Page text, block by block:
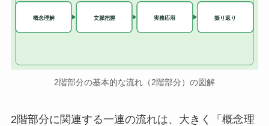
概念理解 文脈把握 実務応用 振り返り
2階部分の基本的な流れ（2階部分）の図解
2階部分に関連する一連の流れは、大きく「概念理